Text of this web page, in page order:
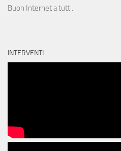
Buon Internet a tutti.
INTERVENTI